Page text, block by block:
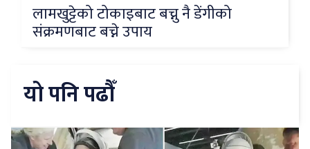
लामखुट्टेको टोकाइबाट बच्नु नै डेंगीको
संक्रमणबाट बच्ने उपाय
यो पनि पढौँ